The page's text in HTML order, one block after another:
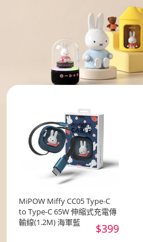
MiPOW Miffy CC05 Type-C
to Type-C 65W 伸縮式充電傳
輸線(1.2M) 海軍藍
$399